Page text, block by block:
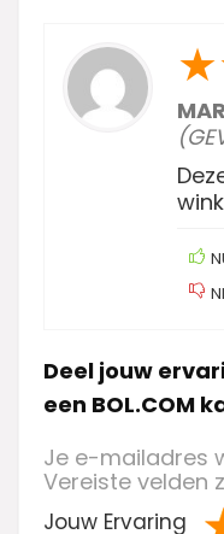
★
Deel jouw
een BOL.COM
Je e-mailadres
Vereiste velden
Jouw Ervaring